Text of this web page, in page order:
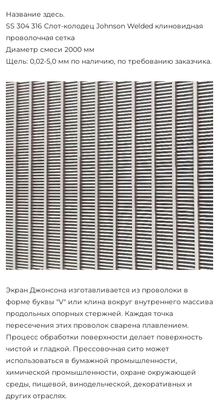
Название здесь.
SS 304 316 Слот-колодец Johnson Welded клиновидная
проволочная сетка
Диаметр смеси 2000 мм
Щель: 0,02-5,0 мм по наличию, по требованию заказчика.
Экран Джонсона изготавливается из проволоки в
форме буквы "V" или клина вокруг внутреннего массива
продольных опорных стержней. Каждая точка
пересечения этих проволок сварена плавлением.
Процесс обработки поверхности делает поверхность
чистой и гладкой. Прессовочная сито может
использоваться в бумажной промышленности,
химической промышленности, охране окружающей
среды, пищевой, винодельческой, декоративных и
других отраслях.